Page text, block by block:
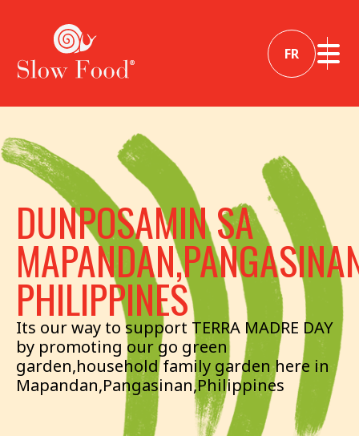
FR
DUNPOSAMIN SA
PHILIPPINES
Its our way to support TERRA MADRE DAY
by promoting our go green
garden,household family garden here in
Mapandan,Pangasinan,Philippines